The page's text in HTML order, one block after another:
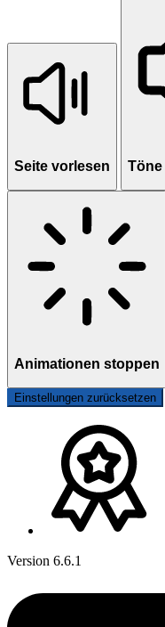
Seite vorlesen
Animationen stoppen
Einstellungen zurücksetzen
Version 6.6.1